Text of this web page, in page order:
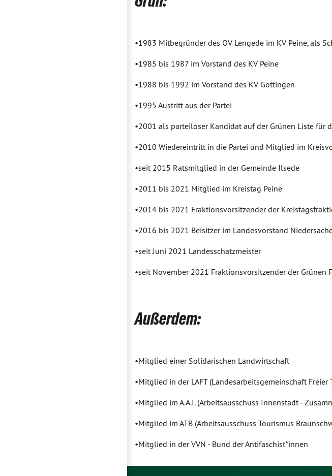
•1983 Mitbegründer des OV Lengede im KV Peine, als
•1985 bis 1987 im Vorstand des KV Peine
•1988 bis 1992 im Vorstand des KV Göttingen
•1995 Austritt aus der Partei
•2001 als parteiloser Kandidat auf der Grünen Liste für
•2010 Wiedereintritt in die Partei und Mitglied im
•seit 2015 Ratsmitglied in der Gemeinde Ilsede
•2011 bis 2021 Mitglied im Kreistag Peine
•2014 bis 2021 Fraktionsvorsitzender der
•2016 bis 2021 Beisitzer im Landesvorstand
•seit Juni 2021 Landesschatzmeister
•seit November 2021 Fraktionsvorsitzender der
Außerdem:
•Mitglied einer Solidarischen Landwirtschaft
•Mitglied in der LAFT (Landesarbeitsgemeinschaft Freier
•Mitglied im A.A.I. (Arbeitsausschuss Innenstadt -
•Mitglied im ATB (Arbeitsausschuss Tourismus
•Mitglied in der VVN - Bund der Antifaschist*innen